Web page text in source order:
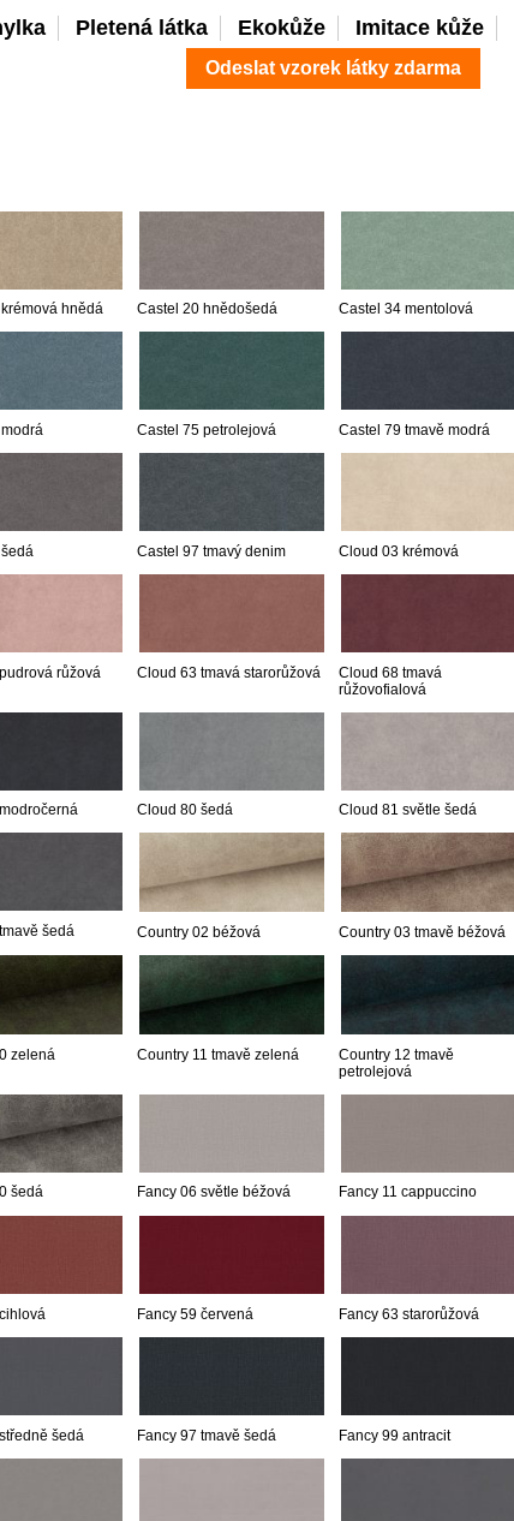
Pletená látka Ekokůže Imitace kůže
Odeslat vzorek látky zdarma
hnědá Castel 20 hnědošedá Castel 34 mentolová
Castel 75 petrolejová Castel 79 tmavě modrá
Castel 97 tmavý denim Cloud 03 krémová
růžová Cloud 63 tmavá starorůžová
Cloud 68 tmavá
růžovofialová
Cloud 80 šedá Cloud 81 světle šedá
šedá Country 02 béžová Country 03 tmavě béžová
zelená Country 11 tmavě zelená
Country 12 tmavě
petrolejová
šedá Fancy 06 světle béžová Fancy 11 cappuccino
Fancy 59 červená Fancy 63 starorůžová
šedá Fancy 97 tmavě šedá Fancy 99 antracit